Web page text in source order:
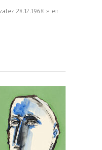
28.12.1968 » en